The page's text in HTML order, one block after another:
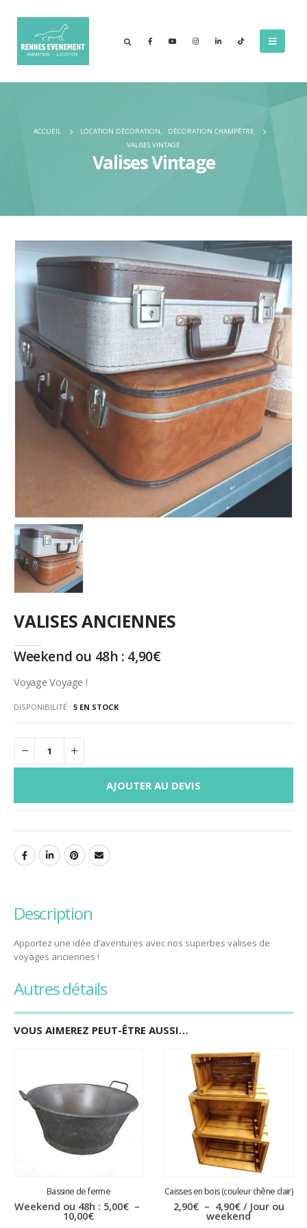
ACCUEIL LOCATION DÉCORATION,
DÉCORATION CHAMPÊTRE
VALISES VINTAGE
Valises Vintage
VALISES ANCIENNES
Weekend ou 48h : 4,90€
Voyage Voyage !
DISPONIBILITÉ : 5 EN STOCK
AJOUTER AU DEVIS
description
Apportez une idée d’aventures avec nos superbes valises de
voyages anciennes !
autres détails
VOUS AIMEREZ PEUT-ÊTRE AUSSI…
Bassine de ferme
Weekend ou 48h : 5,00€ –
10,00€Plage
de
Caisses en bois (couleur chêne clair)
2,90€ – 4,90€Plage
de
prix :
/ Jour ou
weekend